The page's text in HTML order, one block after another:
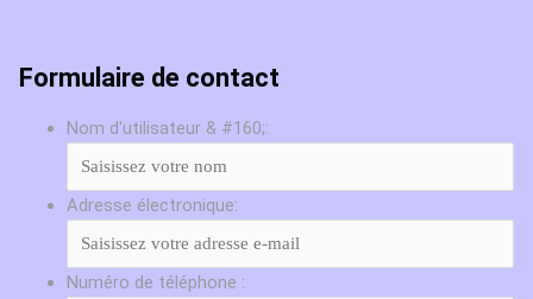
Formulaire de contact
Nom d'utilisateur & #160;:
Adresse électronique:
Numéro de téléphone :